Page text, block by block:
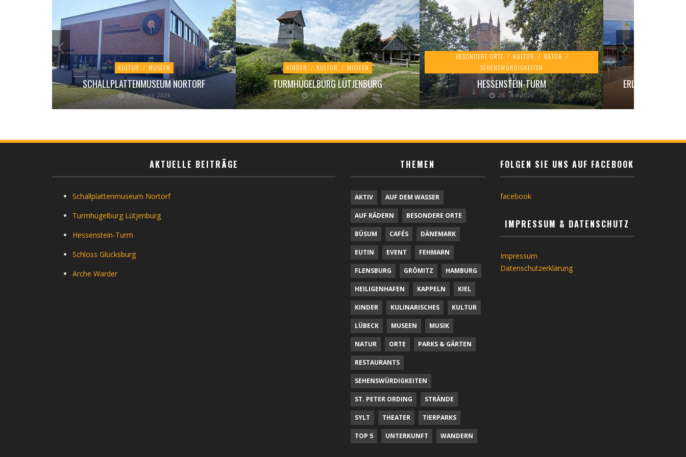
KULTUR / MUSEEN
SCHALLPLATTENMUSEUM NORTORF
9. August 2026
KINDER / KULTUR / MUSEEN
TURMHÜGELBURG LÜTJENBURG
1. August 2026
BESONDERE ORTE / KULTUR / NATUR /
SEHENSWÜRDIGKEITEN
HESSENSTEIN-TURM
26. Juli 2026
AKTUELLE BEITRÄGE
Schallplattenmuseum Nortorf
Turmhügelburg Lütjenburg
Hessenstein-Turm
Schloss Glücksburg
Arche Warder
THEMEN
AKTIV AUF DEM WASSER
AUF RÄDERN BESONDERE ORTE
BÜSUM CAFÉS DÄNEMARK
EUTIN EVENT FEHMARN
FLENSBURG GRÖMITZ HAMBURG
HEILIGENHAFEN KAPPELN KIEL
KINDER KULINARISCHES KULTUR
LÜBECK MUSEEN MUSIK
NATUR ORTE PARKS & GÄRTEN
RESTAURANTS
SEHENSWÜRDIGKEITEN
ST. PETER ORDING STRÄNDE
SYLT THEATER TIERPARKS
TOP 5 UNTERKUNFT WANDERN
FOLGEN SIE UNS AUF FACEBOOK
facebook
IMPRESSUM & DATENSCHUTZ
Impressum
Datenschutzerklärung